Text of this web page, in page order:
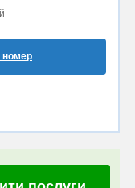
номер